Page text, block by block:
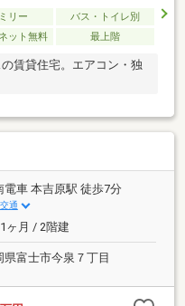
リー
バス・トイレ別
ット無料 最上階
賃貸住宅。エアコン・独
電車 本吉原駅 徒歩7分
通
ヶ月 / 2階建
県富士市今泉７丁目